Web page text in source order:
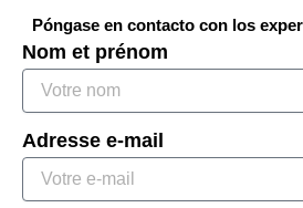
Póngase en contacto con los
Nom et prénom
Adresse e-mail